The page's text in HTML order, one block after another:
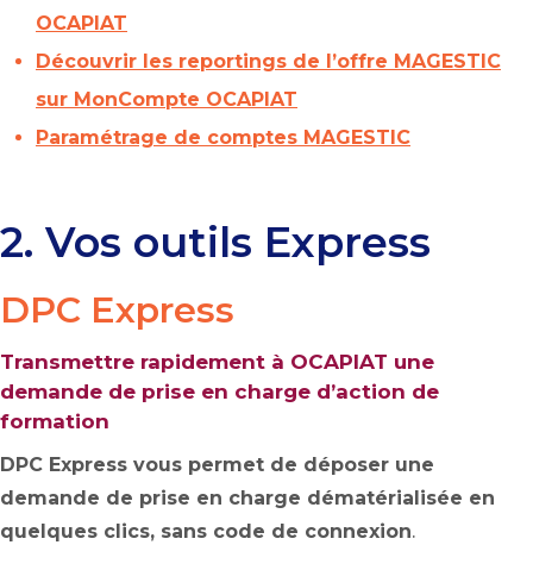
OCAPIAT
Découvrir les reportings de l’offre MAGESTIC
sur MonCompte OCAPIAT
Paramétrage de comptes MAGESTIC
2. Vos outils Express
DPC Express
Transmettre rapidement à OCAPIAT une
demande de prise en charge d’action de
formation
DPC Express vous permet de déposer une
demande de prise en charge dématérialisée en
quelques clics, sans code de connexion.